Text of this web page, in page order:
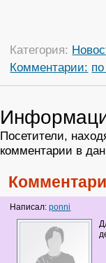
Категория:
Комментарии:
Посетители,
комментарии в
Написал:ponni